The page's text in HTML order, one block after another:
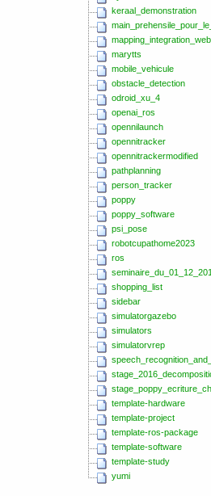
keraal_demonstration
mapping_integration_web
marytts
mobile_vehicule
obstacle_detection
odroid_xu_4
openai_ros
opennilaunch
opennitracker
opennitrackermodified
pathplanning
person_tracker
poppy
poppy_software
psi_pose
robotcupathome2023
ros
shopping_list
sidebar
simulatorgazebo
simulators
simulatorvrep
template-hardware
template-project
template-ros-package
template-software
template-study
yumi